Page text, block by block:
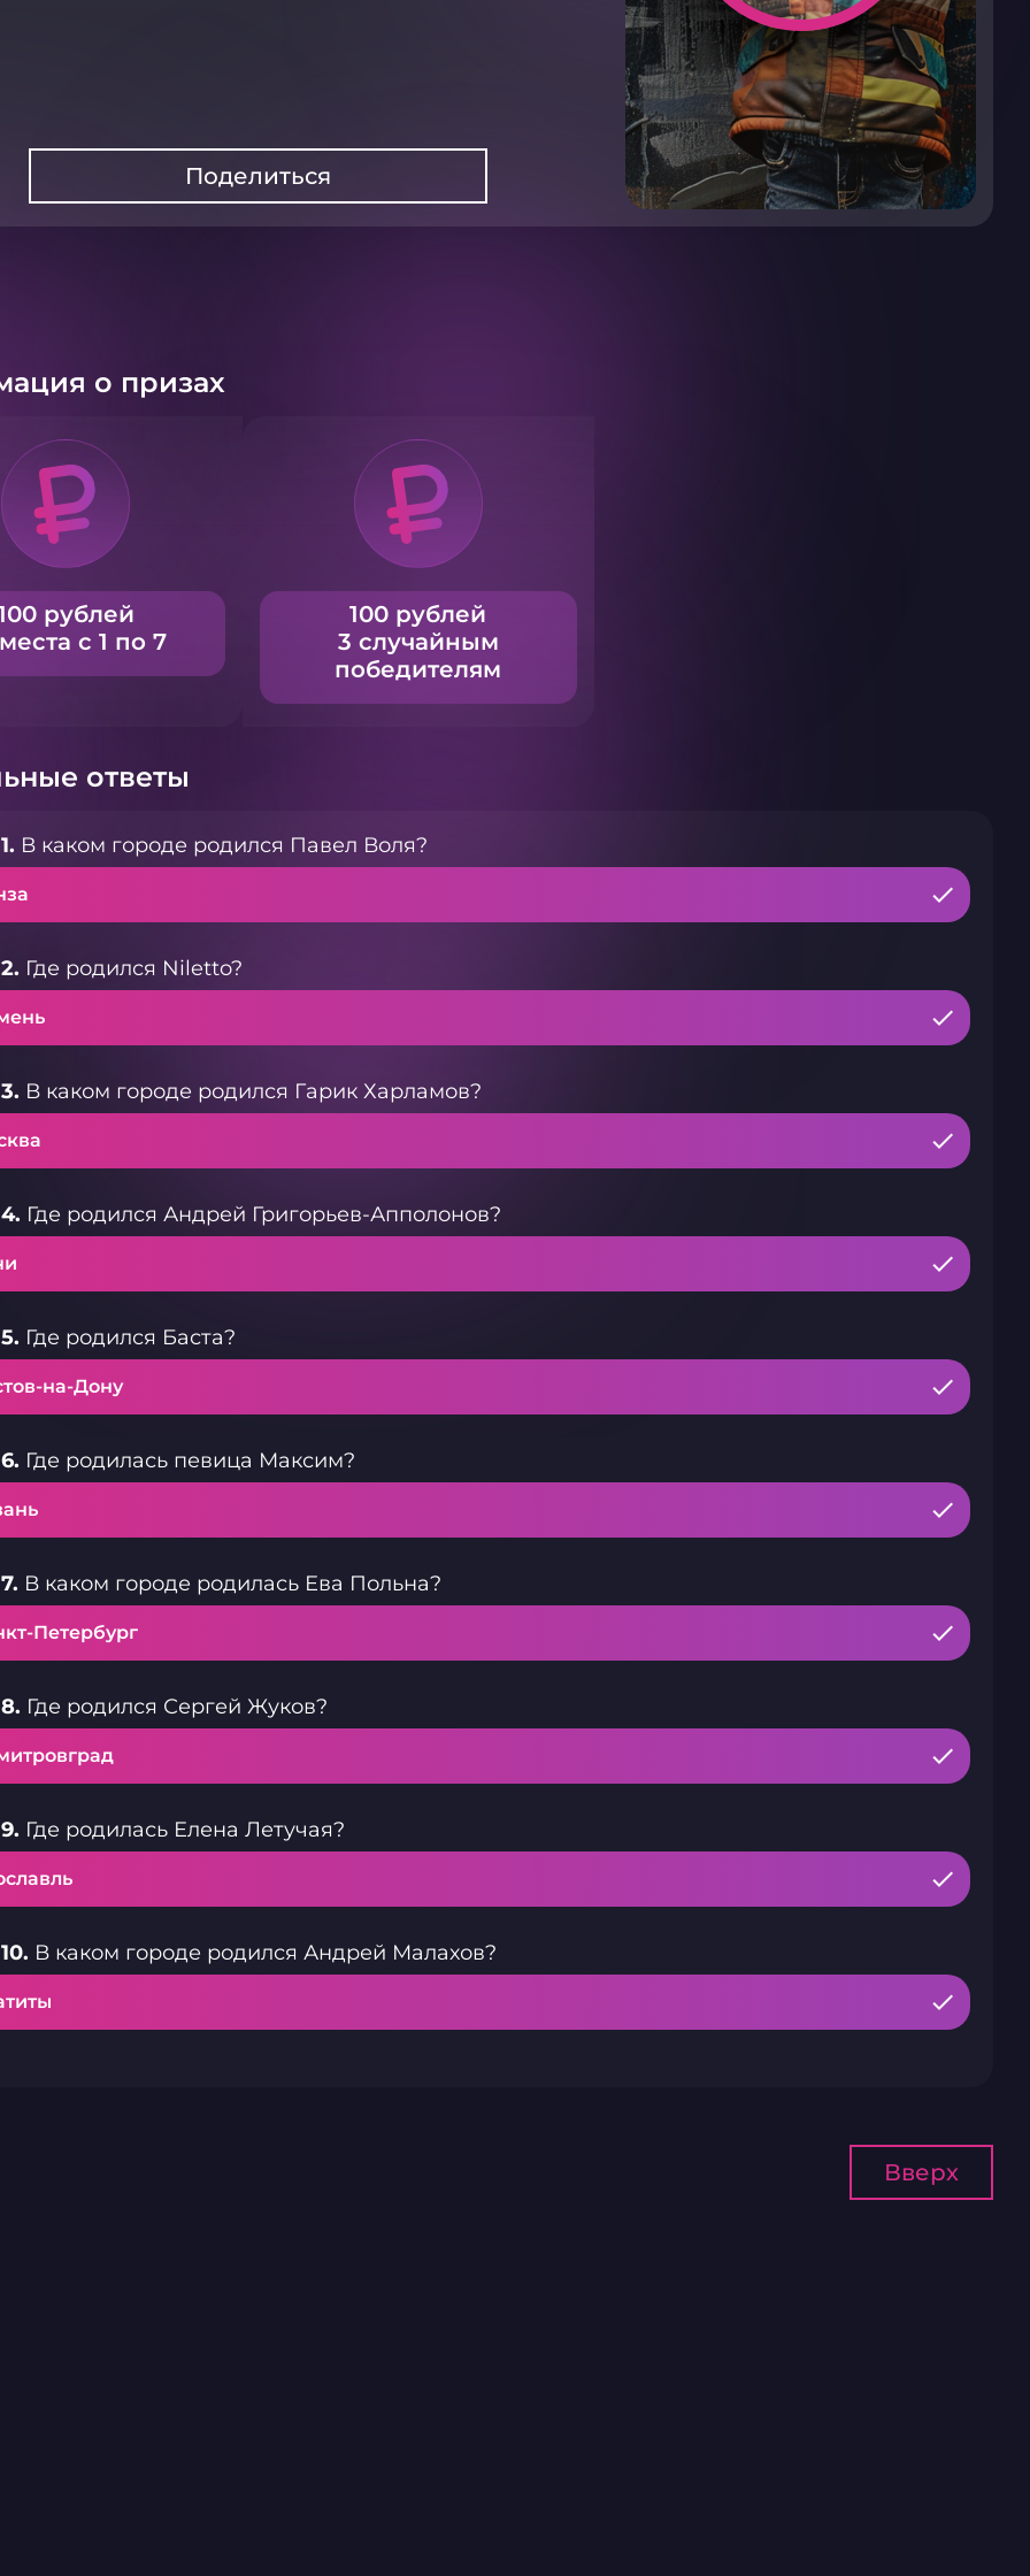
Поделиться
о призах
рублей
с 1 по 7
100 рублей
3 случайным
победителям
ответы
В каком городе родился Павел Воля?
Где родился Niletto?
В каком городе родился Гарик Харламов?
Где родился Андрей Григорьев-Апполонов?
Где родился Баста?
на-Дону
Где родилась певица Максим?
В каком городе родилась Ева Польна?
Петербург
Где родился Сергей Жуков?
Где родилась Елена Летучая?
В каком городе родился Андрей Малахов?
Вверх